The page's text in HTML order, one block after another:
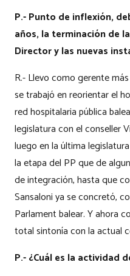
P.- Punto de inflexión,
años, la terminación de
Director y las nuevas
R.- Llevo como gerente
se trabajó en reorientar el
red hospitalaria pública
legislatura con el conseller
luego en la última
la etapa del PP que de
de integración, hasta que
Sansaloni ya se concretó,
Parlament balear. Y ahora
total sintonía con la actual
P.- ¿Cuál es la actividad